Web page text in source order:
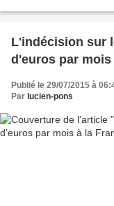
L'indécision sur
d'euros par mois
Publié le 29/07/2015 à
Par lucien-pons